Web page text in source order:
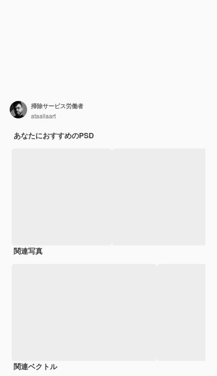
掃除サービス労働者
ataallaart
あなたにおすすめのPSD
関連写真
関連ベクトル